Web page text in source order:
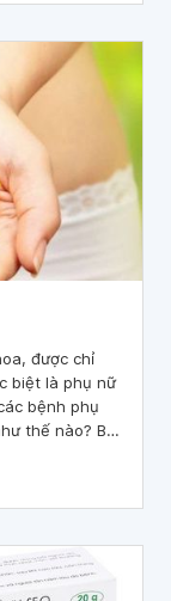
được chỉ
biệt là phụ nữ
bệnh phụ
thế nào? Bài